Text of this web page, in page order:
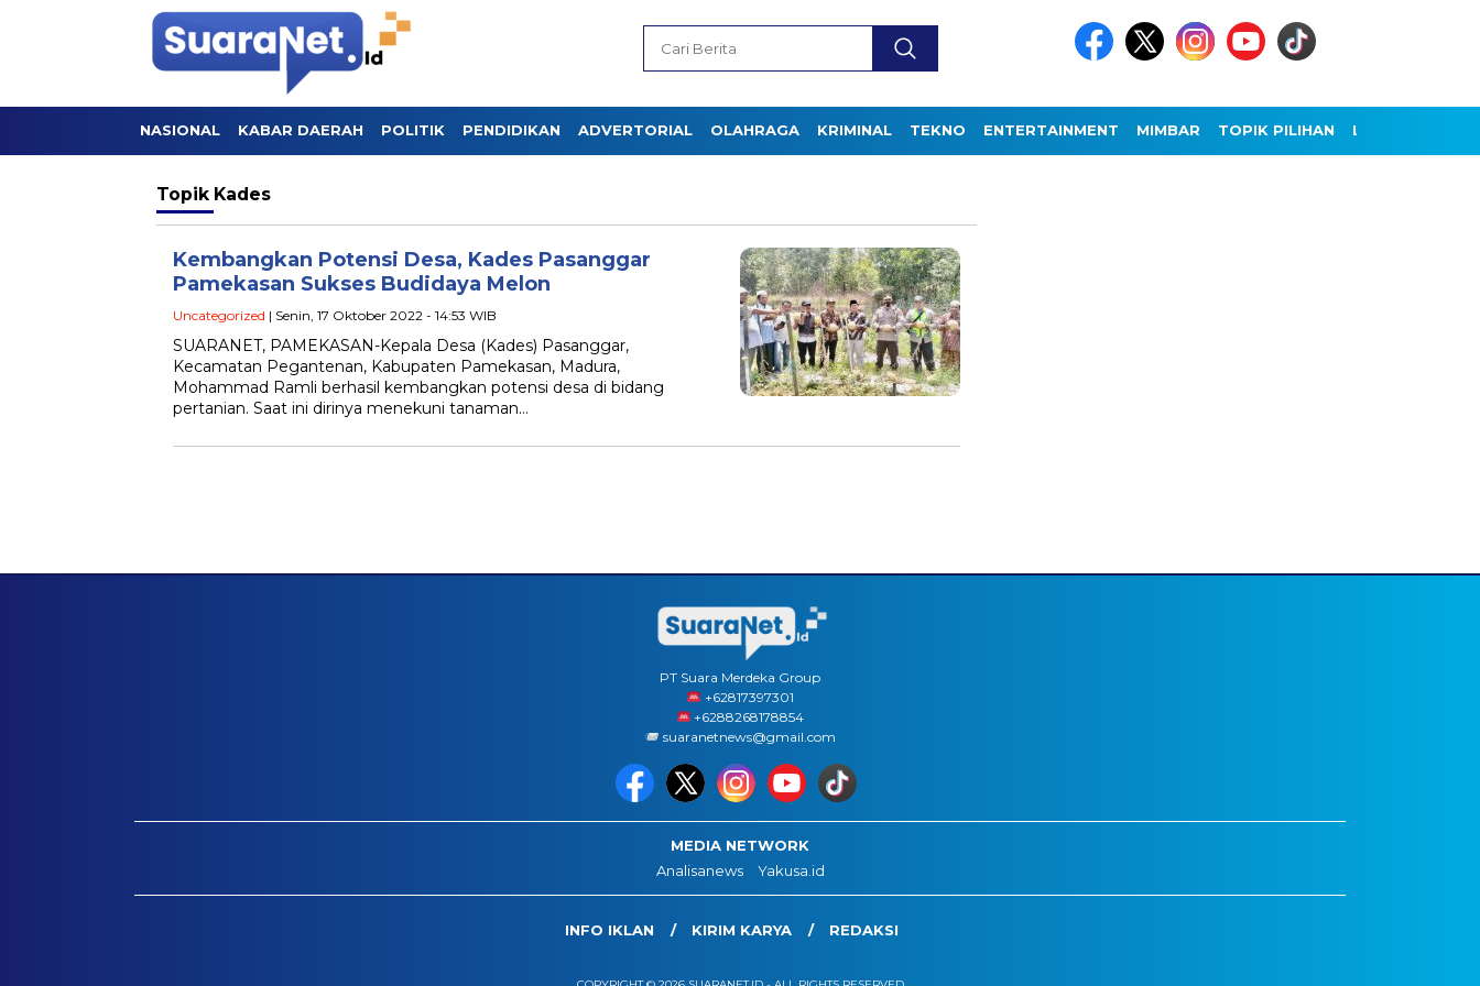
NASIONAL KABAR DAERAH POLITIK PENDIDIKAN ADVERTORIAL OLAHRAGA KRIMINAL TEKNO ENTERTAINMENT MIMBAR TOPIK PILIHAN LAINNYA
Topik Kades
Kembangkan Potensi Desa, Kades Pasanggar
Pamekasan Sukses Budidaya Melon
Uncategorized | Senin, 17 Oktober 2022 - 14:53 WIB
SUARANET, PAMEKASAN-Kepala Desa (Kades) Pasanggar,
Kecamatan Pegantenan, Kabupaten Pamekasan, Madura,
Mohammad Ramli berhasil kembangkan potensi desa di bidang
pertanian. Saat ini dirinya menekuni tanaman…
PT Suara Merdeka Group
‪+62817397301
+6288268178854
suaranetnews@gmail.com
MEDIA NETWORK
Analisanews
Yakusa.id
INFO IKLAN KIRIM KARYA REDAKSI